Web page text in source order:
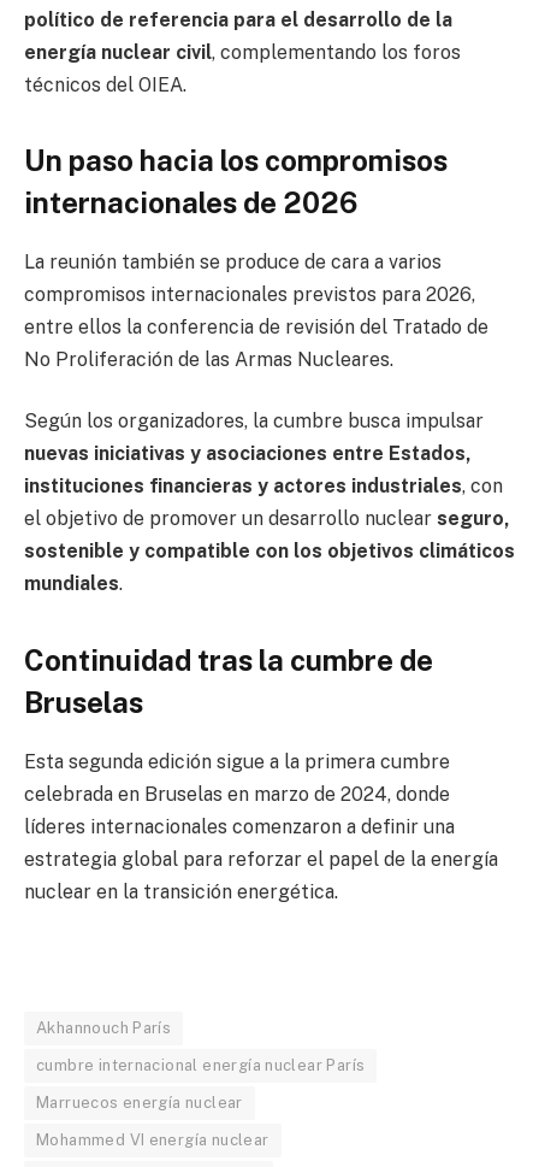
político de referencia para el desarrollo de la
energía nuclear civil, complementando los foros
técnicos del OIEA.
Un paso hacia los compromisos
internacionales de 2026
La reunión también se produce de cara a varios
compromisos internacionales previstos para 2026,
entre ellos la conferencia de revisión del Tratado de
No Proliferación de las Armas Nucleares.
Según los organizadores, la cumbre busca impulsar
nuevas iniciativas y asociaciones entre Estados,
instituciones financieras y actores industriales, con
el objetivo de promover un desarrollo nuclear seguro,
sostenible y compatible con los objetivos climáticos
mundiales.
Continuidad tras la cumbre de
Bruselas
Esta segunda edición sigue a la primera cumbre
celebrada en Bruselas en marzo de 2024, donde
líderes internacionales comenzaron a definir una
estrategia global para reforzar el papel de la energía
nuclear en la transición energética.
Akhannouch París
cumbre internacional energía nuclear París
Marruecos energía nuclear
Mohammed VI energía nuclear